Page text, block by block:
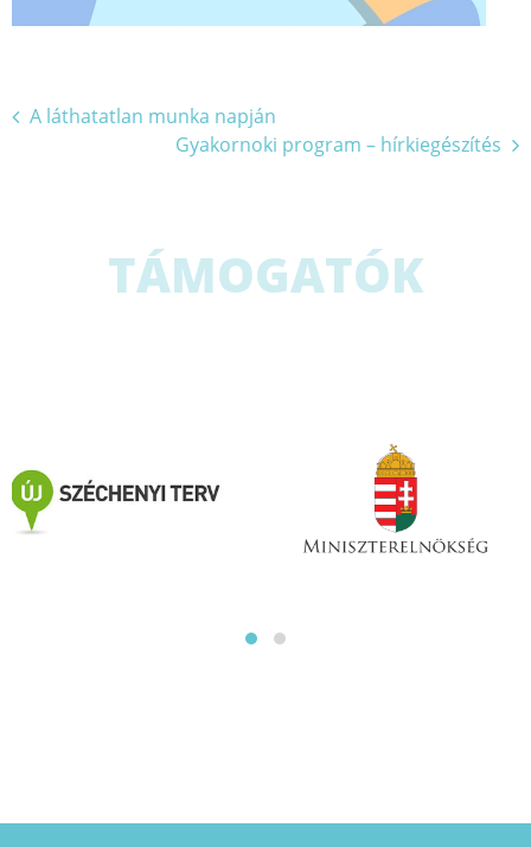
Bejegyzés
A láthatatlan munka napján
Gyakornoki program – hírkiegészítés
TÁMOGATÓK